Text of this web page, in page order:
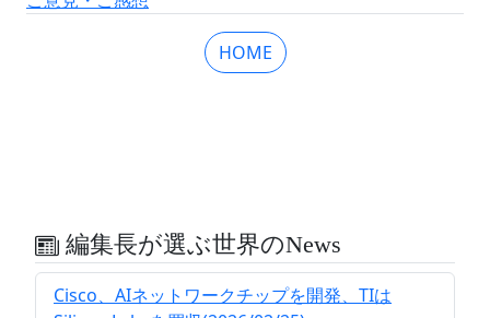
HOME
編集長が選ぶ世界のNews
Cisco、AIネットワークチップを開発、TIは